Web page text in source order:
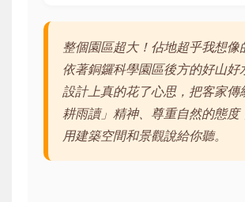
整個園區超大！佔地超乎我想像
依著銅鑼科學園區後方的好山好
設計上真的花了心思，把客家傳
耕雨讀」精神、尊重自然的態度
用建築空間和景觀說給你聽。